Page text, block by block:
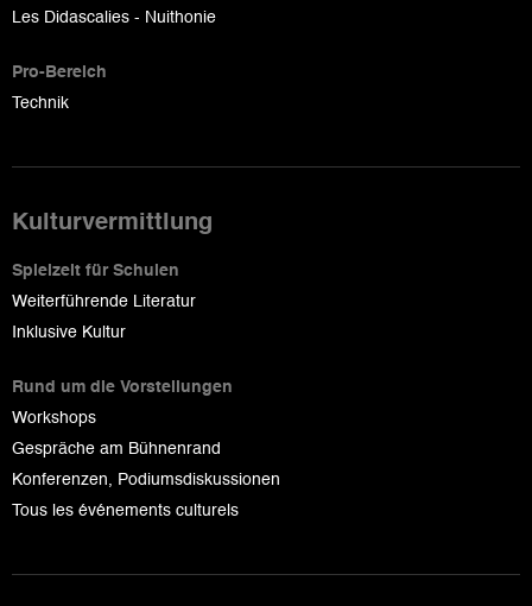
Les Didascalies - Nuithonie
Pro-Bereich
Technik
Kulturvermittlung
Spielzeit für Schulen
Weiterführende Literatur
Inklusive Kultur
Rund um die Vorstellungen
Workshops
Gespräche am Bühnenrand
Konferenzen, Podiumsdiskussionen
Tous les événements culturels